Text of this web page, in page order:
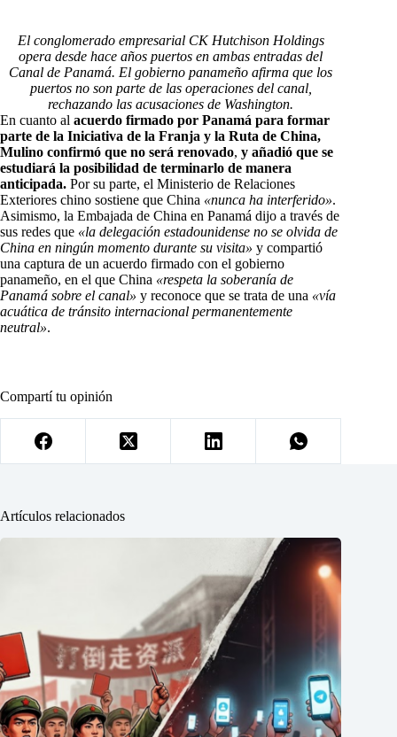
El conglomerado empresarial CK Hutchison Holdings
opera desde hace años puertos en ambas entradas del
Canal de Panamá. El gobierno panameño afirma que los
puertos no son parte de las operaciones del canal,
rechazando las acusaciones de Washington.
En cuanto al acuerdo firmado por Panamá para formar
parte de la Iniciativa de la Franja y la Ruta de China,
Mulino confirmó que no será renovado, y añadió que se
estudiará la posibilidad de terminarlo de manera
anticipada. Por su parte, el Ministerio de Relaciones
Exteriores chino sostiene que China «nunca ha interferido».
Asimismo, la Embajada de China en Panamá dijo a través de
sus redes que «la delegación estadounidense no se olvida de
China en ningún momento durante su visita» y compartió
una captura de un acuerdo firmado con el gobierno
panameño, en el que China «respeta la soberanía de
Panamá sobre el canal» y reconoce que se trata de una «vía
acuática de tránsito internacional permanentemente
neutral».
Compartí tu opinión
Artículos relacionados